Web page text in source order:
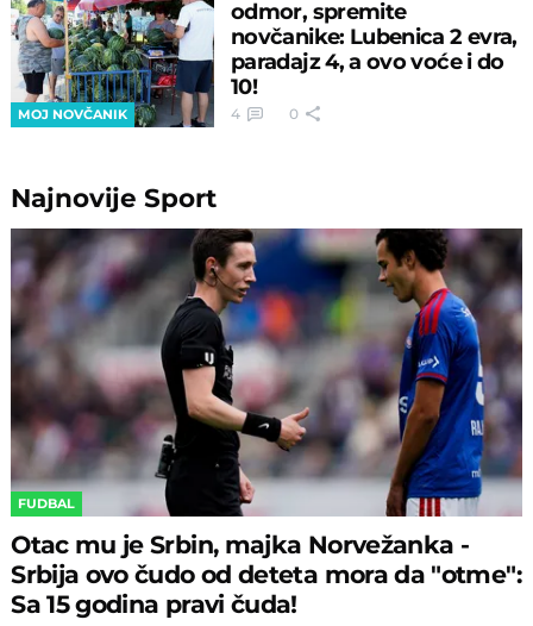
MOJ NOVČANIK
odmor, spremite
novčanike: Lubenica 2 evra,
paradajz 4, a ovo voće i do
10!
4 0
NajnovijeSport
FUDBAL
Otac mu je Srbin, majka Norvežanka -
Srbija ovo čudo od deteta mora da "otme":
Sa 15 godina pravi čuda!